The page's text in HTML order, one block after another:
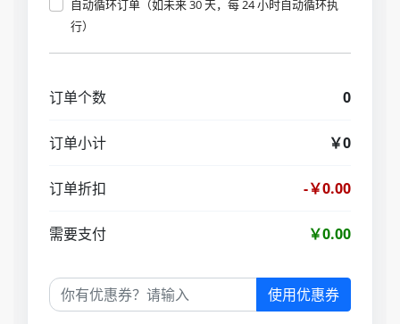
自动循环订单（如未来 30 天，每 24 小时自动循环执
行）
订单个数 0
订单小计 ￥0
订单折扣 -￥0.00
需要支付 ￥0.00
使用优惠券